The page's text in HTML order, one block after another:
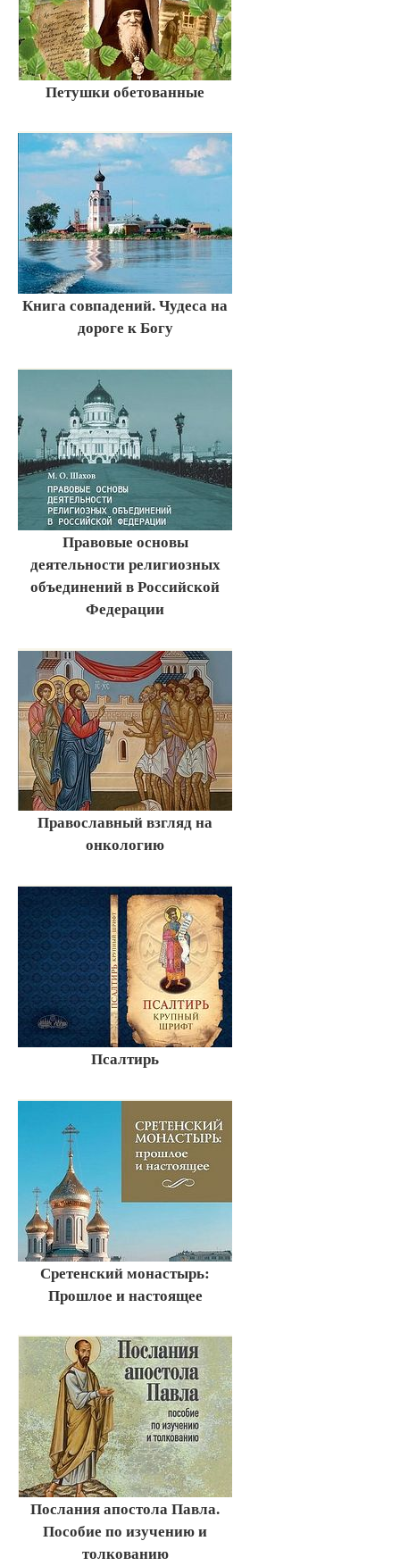
Петушки обетованные
Книга совпадений. Чудеса на
дороге к Богу
Правовые основы
деятельности религиозных
объединений в Российской
Федерации
Православный взгляд на
онкологию
Псалтирь
Сретенский монастырь:
Прошлое и настоящее
Послания апостола Павла.
Пособие по изучению и
толкованию